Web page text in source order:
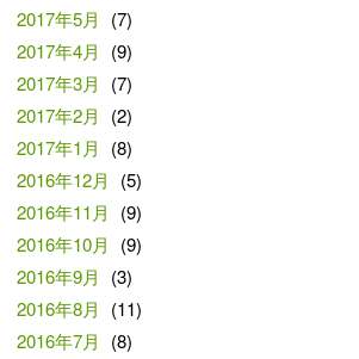
2017年5月
(7)
2017年4月
(9)
2017年3月
(7)
2017年2月
(2)
2017年1月
(8)
2016年12月
(5)
2016年11月
(9)
2016年10月
(9)
2016年9月
(3)
2016年8月
(11)
2016年7月
(8)